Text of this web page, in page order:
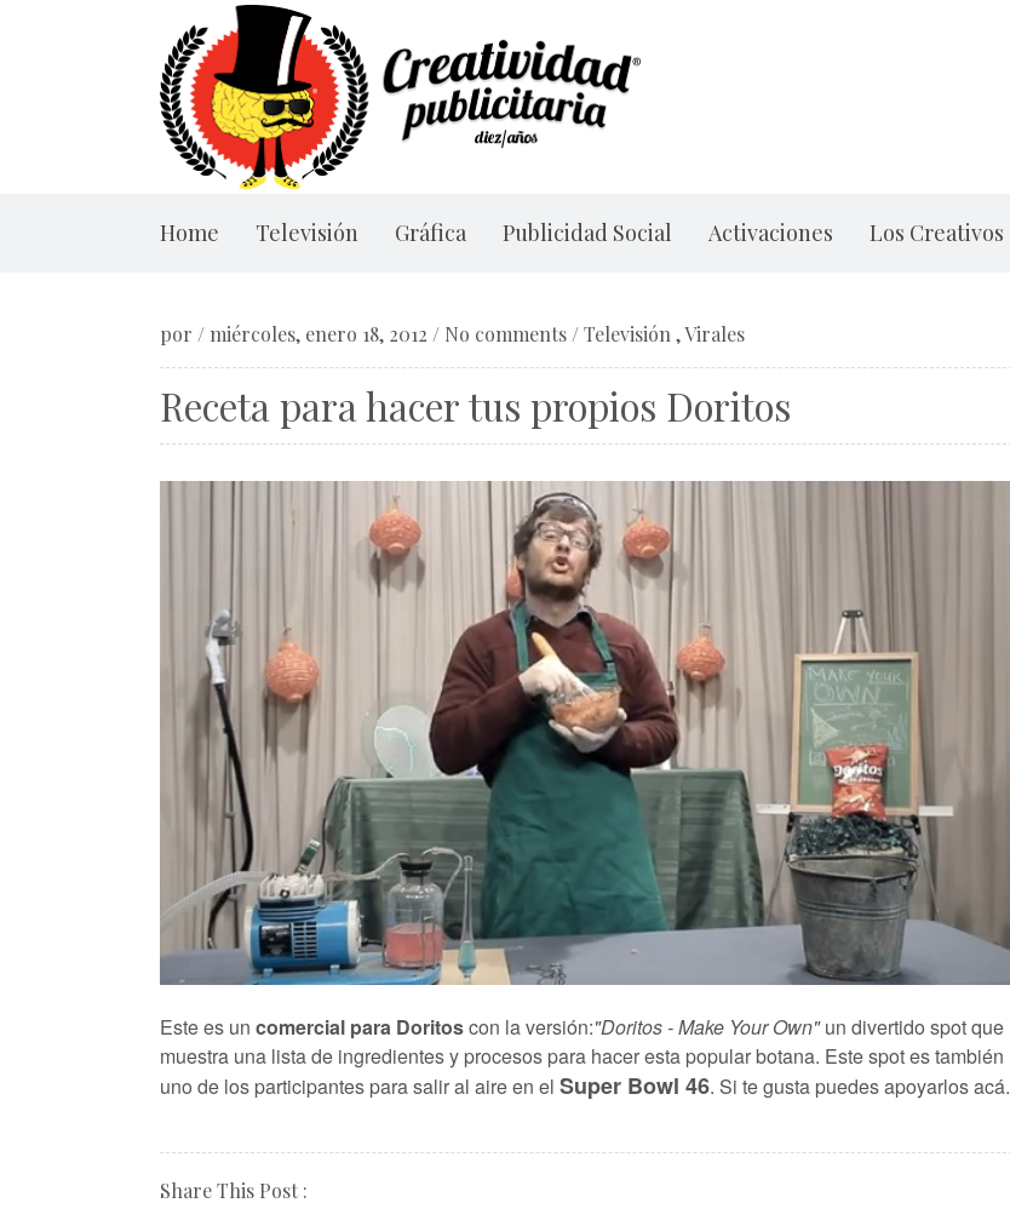
Home Televisión Gráfica Publicidad Social Activaciones Los Creativos
por / miércoles, enero 18, 2012 / No comments /Televisión ,Virales
Receta para hacer tus propios Doritos
Este es un comercial para Doritoscon la versión:"Doritos - Make Your Own"un divertido spot que
muestra una lista de ingredientes y procesos para hacer esta popular botana. Este spot es también
uno de los participantes para salir al aire en el Super Bowl 46. Si te gusta puedes apoyarlosacá.
Share This Post :